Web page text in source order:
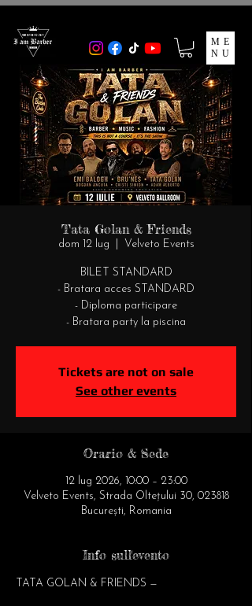
ME
NU
Tata Golan & Friends
dom 12 lug Velveto Events
BILET STANDARD
- Bratara acces STANDARD
- Diploma participare
- Bratara party la piscina
Tickets are not on sale
See other events
Orario & Sede
12 lug 2026, 10:00 – 23:00
Velveto Events, Strada Oltețului 30, 023818
București, Romania
Info sull'evento
TATA GOLAN & FRIENDS —